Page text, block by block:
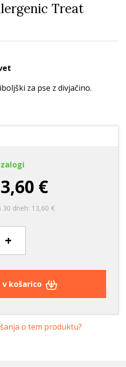
Treat
za pse z divjačino.
€
dneh: 13,60 €
+
v košarico
o tem produktu?